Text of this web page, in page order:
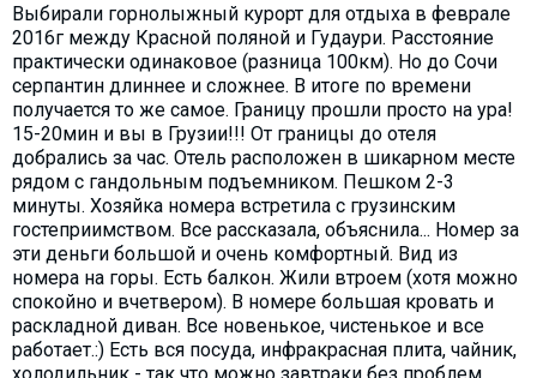
Выбирали горнолыжный курорт для отдыха в феврале
2016г между Красной поляной и Гудаури. Расстояние
практически одинаковое (разница 100км). Но до Сочи
серпантин длиннее и сложнее. В итоге по времени
получается то же самое. Границу прошли просто на ура!
15-20мин и вы в Грузии!!! От границы до отеля
добрались за час. Отель расположен в шикарном месте
рядом с гандольным подъемником. Пешком 2-3
минуты. Хозяйка номера встретила с грузинским
гостеприимством. Все рассказала, объяснила... Номер за
эти деньги большой и очень комфортный. Вид из
номера на горы. Есть балкон. Жили втроем (хотя можно
спокойно и вчетвером). В номере большая кровать и
раскладной диван. Все новенькое, чистенькое и все
работает.:) Есть вся посуда, инфракрасная плита, чайник,